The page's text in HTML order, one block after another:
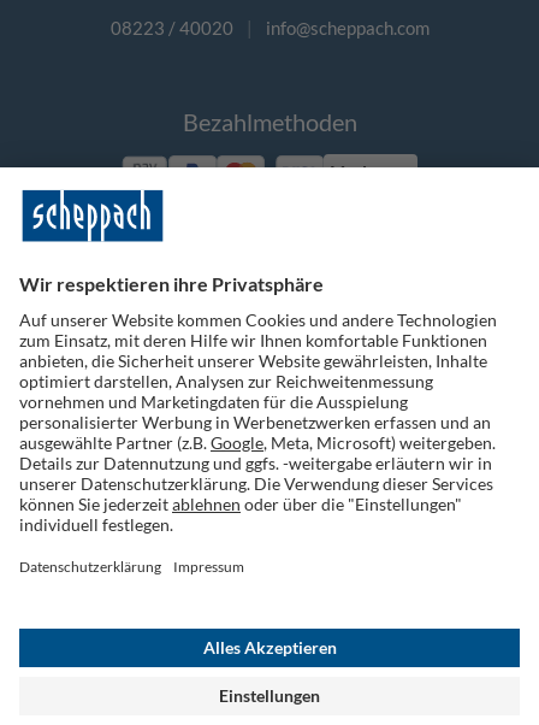
08223 / 40020 | info@scheppach.com
Bezahlmethoden
Vorkasse
Folge uns auf Social Media
Widerruf einreichen
Impressum